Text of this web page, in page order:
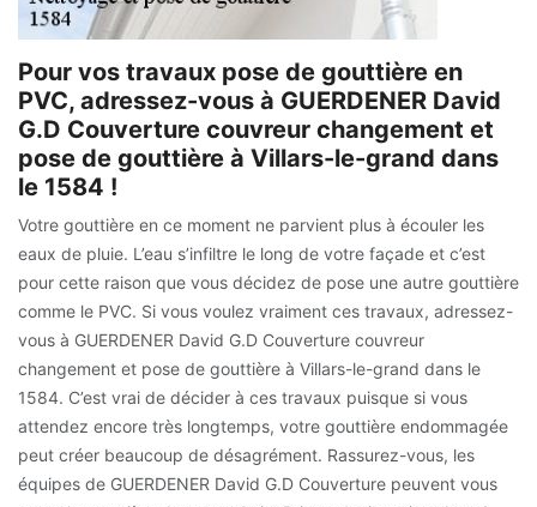
Pour vos travaux pose de gouttière en
PVC, adressez-vous à GUERDENER David
G.D Couverture couvreur changement et
pose de gouttière à Villars-le-grand dans
le 1584 !
Votre gouttière en ce moment ne parvient plus à écouler les
eaux de pluie. L’eau s’infiltre le long de votre façade et c’est
pour cette raison que vous décidez de pose une autre gouttière
comme le PVC. Si vous voulez vraiment ces travaux, adressez-
vous à GUERDENER David G.D Couverture couvreur
changement et pose de gouttière à Villars-le-grand dans le
1584. C’est vrai de décider à ces travaux puisque si vous
attendez encore très longtemps, votre gouttière endommagée
peut créer beaucoup de désagrément. Rassurez-vous, les
équipes de GUERDENER David G.D Couverture peuvent vous